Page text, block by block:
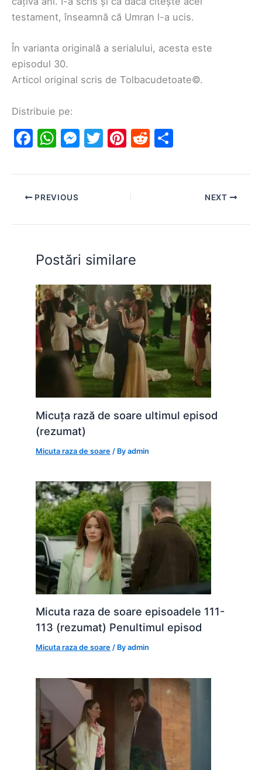
testament, înseamnă că Umran l-a ucis.
În varianta originală a serialului, acesta este
episodul 30.
Articol original scris de Tolbacudetoate©.
Distribuie pe:
F
c
e
o
o
k
W
at
s
p
p
M
s
n
g
er
T
itt
Pi
er
e
R
d ar
PREVIOUS NEXT
Postări similare
Micuța rază de soare ultimul episod
(rezumat)
Micuta raza de soare / Byadmin
Micuta raza de soare episoadele 111-
113 (rezumat) Penultimul episod
Micuta raza de soare / Byadmin